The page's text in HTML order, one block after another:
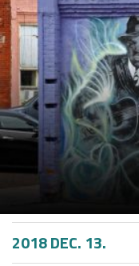
2018 DEC. 13.